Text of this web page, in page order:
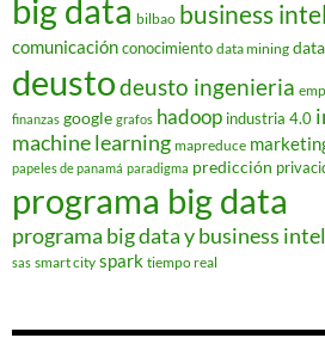
big data bilbao business
comunicaciónconocimiento data mining
deustodeusto ingenieria
finanzas google grafos hadoop industria 4.0
machine learning mapreduce
papeles de panamá paradigma predicción
programa big data
programa big data y business
sas smart city spark tiempo real